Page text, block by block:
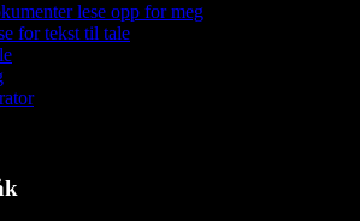
lese opp for meg
for tekst til tale